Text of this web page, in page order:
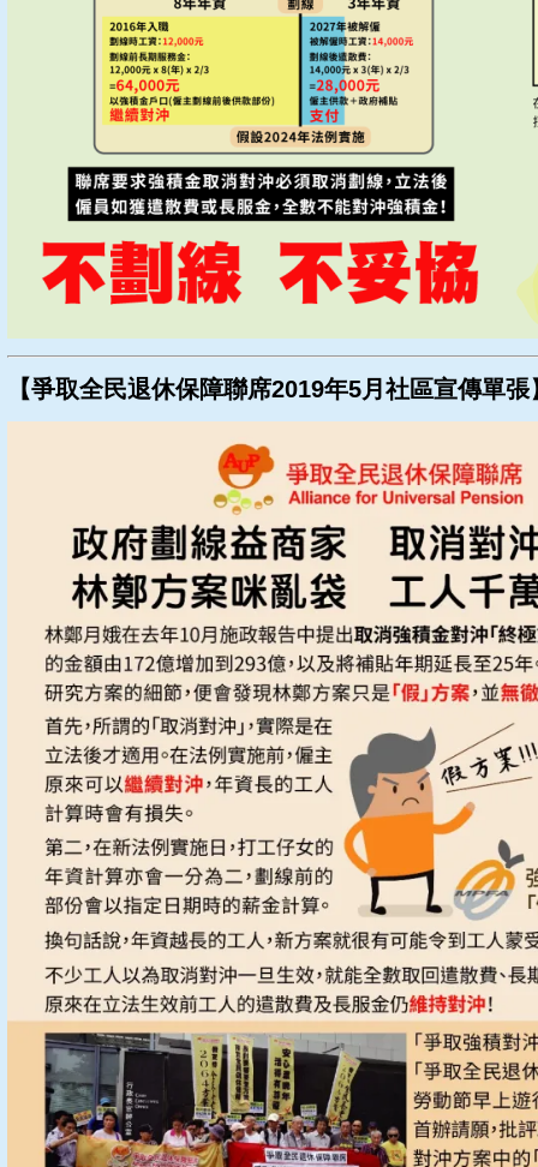
【爭取全民退休保障聯席2019年5月社區宣傳單張